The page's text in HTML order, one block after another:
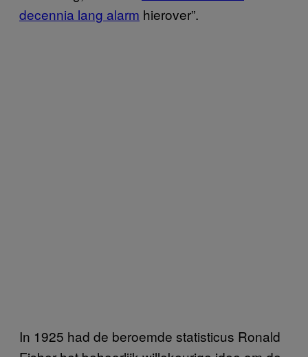
decennia lang alarm hierover”.
In 1925 had de beroemde statisticus Ronald